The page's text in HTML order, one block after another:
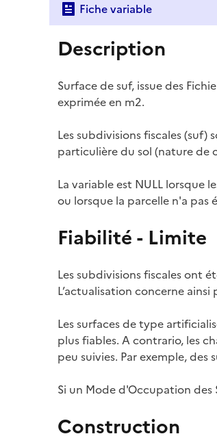
Fiche variable
Description
Surface de suf, issue des
exprimée en m2.
Les subdivisions fiscales
particulière du sol (nature de
La variable est NULL lorsque
ou lorsque la parcelle n'a pas
Fiabilité - Limite
Les subdivisions fiscales ont
L’actualisation concerne
Les surfaces de type
plus fiables. A contrario, les
peu suivies. Par exemple,
Si un Mode d'Occupation des
Construction